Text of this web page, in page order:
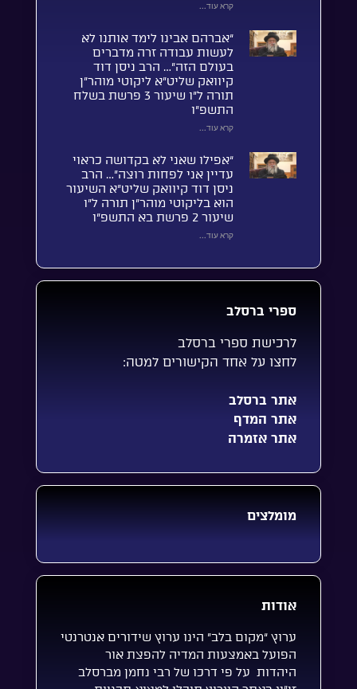
קרא עוד...
“אברהם אבינו לימד אותנו לא
לעשות עבודה זרה מדברים
בעולם הזה”… הרב ניסן דוד
קיוואק שליט”א ליקוטי מוהר”ן
תורה ל”ו שיעור 3 פרשת בשלח
התשפ”ו
קרא עוד...
“אפילו שאני לא בקדושה כראוי
עדיין אני לפחות רוצה”… הרב
ניסן דוד קיוואק שליט”א השיעור
הוא בליקוטי מוהר”ן תורה ל”ו
שיעור 2 פרשת בא התשפ”ו
קרא עוד...
ספרי ברסלב
לרכישת ספרי ברסלב
לחצו על אחד הקישורים למטה:
אתר ברסלב
אתר המדף
אתר אזמרה
מומלצים
אודות
ערוץ “מקום בלב” הינו ערוץ שידורים אנטרנטי
הפועל באמצעות המדיה להפצת אור
היהדות על פי דרכו של רבי נחמן מברסלב